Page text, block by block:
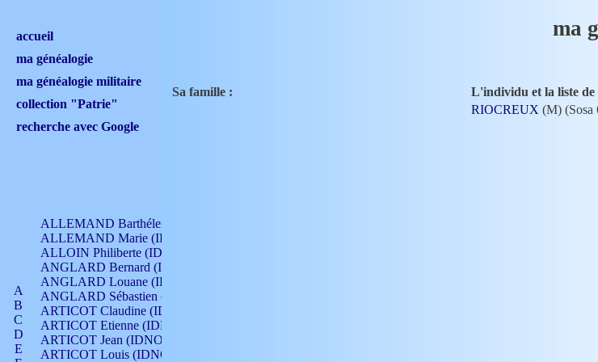
ma
accueil
ma généalogie
ma généalogie militaire
collection "Patrie"
recherche avec Google
A
B
C
D
E
ALLEMAND Barthélemy (IDNO 330)
ALLEMAND Marie (IDNO 165)
ALLOIN Philiberte (IDNO 449)
ANGLARD Bernard (IDNO 4)
ANGLARD Louane (IDNO 4)
ANGLARD Sébastien (IDNO 4)
ARTICOT Claudine (IDNO 105)
ARTICOT Etienne (IDNO 420)
ARTICOT Jean (IDNO 210)
ARTICOT Louis (IDNO 420)
Sa famille : L'individu et la liste de
RIOCREUX (M) (Sosa